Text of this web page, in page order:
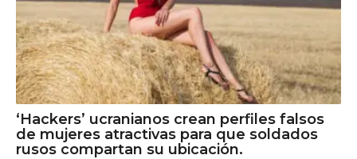
‘Hackers’ ucranianos crean perfiles falsos
de mujeres atractivas para que soldados
rusos compartan su ubicación.